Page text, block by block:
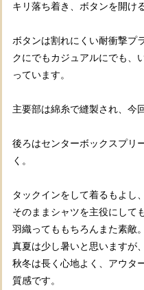
キリ落ち着き、ボタンを開け
ボタンは割れにくい耐衝撃プ
クにでもカジュアルにでも、
っています。
主要部は綿糸で縫製され、今
後ろはセンターボックスプリ
く。
タックインをして着るもよし
そのままシャツを主役にして
羽織ってももちろんまた素敵。
真夏は少し暑いと思いますが
秋冬は長く心地よく、アウタ
質感です。